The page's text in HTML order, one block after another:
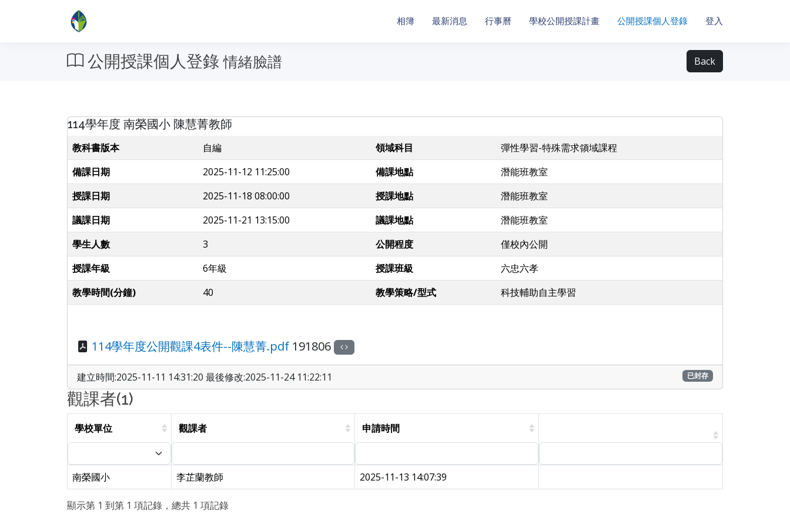
相簿 最新消息 行事曆 學校公開授課計畫 公開授課個人登錄 登入
公開授課個人登錄情緒臉譜 Back
114學年度 南榮國小 陳慧菁教師
教科書版本 自編 領域科目
彈性學習-特殊需求領域課程
備課日期
2025-11-12 11:25:00 備課地點
潛能班教室
授課日期
2025-11-18 08:00:00 授課地點
潛能班教室
議課日期
2025-11-21 13:15:00 議課地點
潛能班教室
學生人數
3 公開程度
僅校內公開
授課年級
6年級 授課班級
六忠六孝
教學時間(分鐘)
40 教學策略/型式 科技輔助自主學習
114學年度公開觀課4表件--陳慧菁.pdf 191806
建立時間:2025-11-11 14:31:20 最後修改:2025-11-24 11:22:11 已封存
觀課者(1)
學校單位 觀課者 申請時間
南榮國小 李芷蘭教師 2025-11-13 14:07:39
顯示第 1 到第 1 項記錄，總共 1 項記錄